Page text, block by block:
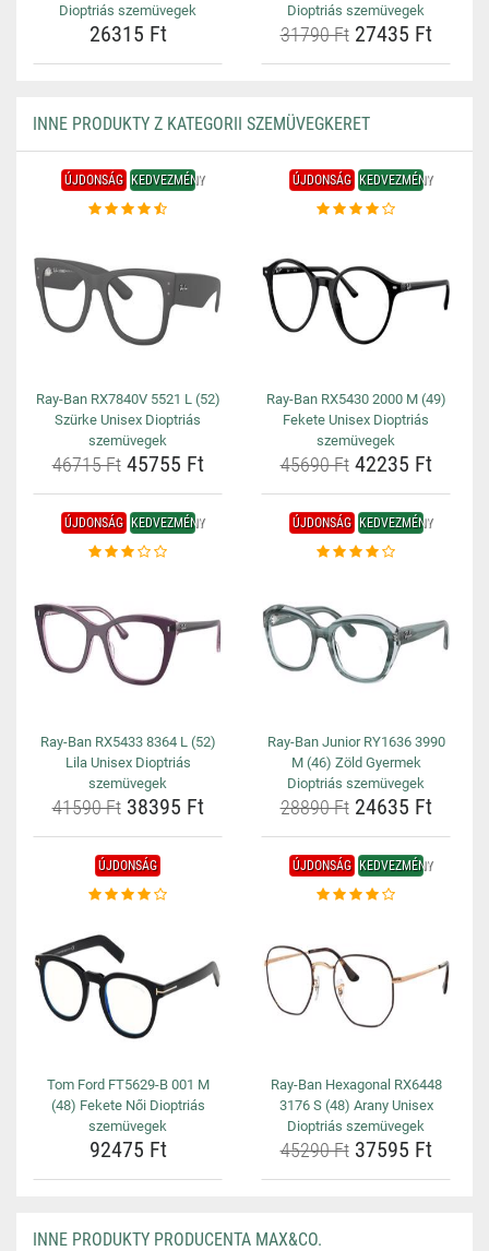
Dioptriás szemüvegek
26315 Ft
Dioptriás szemüvegek
31790 Ft27435 Ft
INNE PRODUKTY Z KATEGORII SZEMÜVEGKERET
ÚJDONSÁG KEDVEZMÉNY
Ray-Ban RX7840V 5521 L (52)
Szürke Unisex Dioptriás
szemüvegek
46715 Ft45755 Ft
ÚJDONSÁG KEDVEZMÉNY
Ray-Ban RX5430 2000 M (49)
Fekete Unisex Dioptriás
szemüvegek
45690 Ft42235 Ft
ÚJDONSÁG KEDVEZMÉNY
Ray-Ban RX5433 8364 L (52)
Lila Unisex Dioptriás
szemüvegek
41590 Ft38395 Ft
ÚJDONSÁG KEDVEZMÉNY
Ray-Ban Junior RY1636 3990
M (46) Zöld Gyermek
Dioptriás szemüvegek
28890 Ft24635 Ft
ÚJDONSÁG
Tom Ford FT5629-B 001 M
(48) Fekete Női Dioptriás
szemüvegek
92475 Ft
ÚJDONSÁG KEDVEZMÉNY
Ray-Ban Hexagonal RX6448
3176 S (48) Arany Unisex
Dioptriás szemüvegek
45290 Ft37595 Ft
INNE PRODUKTY PRODUCENTA MAX&CO.